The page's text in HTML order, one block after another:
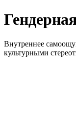
Внутреннее
культурными